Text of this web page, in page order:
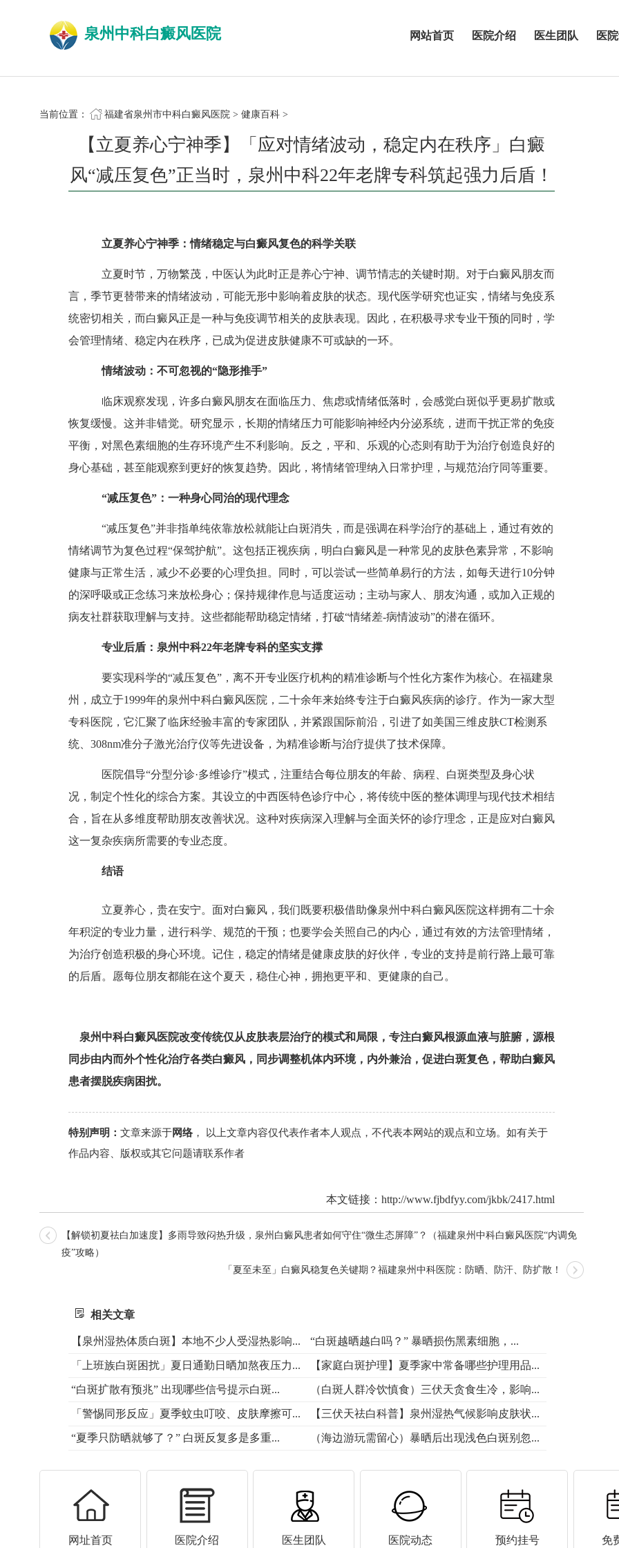
泉州中科白癜风医院 网站首页 医院介绍 医生团队 医
当前位置： 福建省泉州市中科白癜风医院 > 健康百科 >
【立夏养心宁神季】「应对情绪波动，稳定内在秩序」白癜
风“减压复色”正当时，泉州中科22年老牌专科筑起强力后盾！
立夏养心宁神季：情绪稳定与白癜风复色的科学关联
立夏时节，万物繁茂，中医认为此时正是养心宁神、调节情志的关键时期。对于白癜风朋友而
言，季节更替带来的情绪波动，可能无形中影响着皮肤的状态。现代医学研究也证实，情绪与免疫系
统密切相关，而白癜风正是一种与免疫调节相关的皮肤表现。因此，在积极寻求专业干预的同时，学
会管理情绪、稳定内在秩序，已成为促进皮肤健康不可或缺的一环。
情绪波动：不可忽视的“隐形推手”
临床观察发现，许多白癜风朋友在面临压力、焦虑或情绪低落时，会感觉白斑似乎更易扩散或
恢复缓慢。这并非错觉。研究显示，长期的情绪压力可能影响神经内分泌系统，进而干扰正常的免疫
平衡，对黑色素细胞的生存环境产生不利影响。反之，平和、乐观的心态则有助于为治疗创造良好的
身心基础，甚至能观察到更好的恢复趋势。因此，将情绪管理纳入日常护理，与规范治疗同等重要。
“减压复色”：一种身心同治的现代理念
“减压复色”并非指单纯依靠放松就能让白斑消失，而是强调在科学治疗的基础上，通过有效的
情绪调节为复色过程“保驾护航”。这包括正视疾病，明白白癜风是一种常见的皮肤色素异常，不影响
健康与正常生活，减少不必要的心理负担。同时，可以尝试一些简单易行的方法，如每天进行10分钟
的深呼吸或正念练习来放松身心；保持规律作息与适度运动；主动与家人、朋友沟通，或加入正规的
病友社群获取理解与支持。这些都能帮助稳定情绪，打破“情绪差-病情波动”的潜在循环。
专业后盾：泉州中科22年老牌专科的坚实支撑
要实现科学的“减压复色”，离不开专业医疗机构的精准诊断与个性化方案作为核心。在福建泉
州，成立于1999年的泉州中科白癜风医院，二十余年来始终专注于白癜风疾病的诊疗。作为一家大型
专科医院，它汇聚了临床经验丰富的专家团队，并紧跟国际前沿，引进了如美国三维皮肤CT检测系
统、308nm准分子激光治疗仪等先进设备，为精准诊断与治疗提供了技术保障。
医院倡导“分型分诊·多维诊疗”模式，注重结合每位朋友的年龄、病程、白斑类型及身心状
况，制定个性化的综合方案。其设立的中西医特色诊疗中心，将传统中医的整体调理与现代技术相结
合，旨在从多维度帮助朋友改善状况。这种对疾病深入理解与全面关怀的诊疗理念，正是应对白癜风
这一复杂疾病所需要的专业态度。
结语
立夏养心，贵在安宁。面对白癜风，我们既要积极借助像泉州中科白癜风医院这样拥有二十余
年积淀的专业力量，进行科学、规范的干预；也要学会关照自己的内心，通过有效的方法管理情绪，
为治疗创造积极的身心环境。记住，稳定的情绪是健康皮肤的好伙伴，专业的支持是前行路上最可靠
的后盾。愿每位朋友都能在这个夏天，稳住心神，拥抱更平和、更健康的自己。
泉州中科白癜风医院改变传统仅从皮肤表层治疗的模式和局限，专注白癜风根源血液与脏腑，源根
同步由内而外个性化治疗各类白癜风，同步调整机体内环境，内外兼治，促进白斑复色，帮助白癜风
患者摆脱疾病困扰。
特别声明： 文章来源于网络， 以上文章内容仅代表作者本人观点，不代表本网站的观点和立场。如有关于
作品内容、版权或其它问题请联系作者
本文链接： http://www.fjbdfyy.com/jkbk/2417.html
【解锁初夏祛白加速度】多雨导致闷热升级，泉州白癜风患者如何守住“微生态屏障”？（福建泉州中科白癜风医院“内调免
疫”攻略）
「夏至未至」白癜风稳复色关键期？福建泉州中科医院：防晒、防汗、防扩散！
相关文章
【泉州湿热体质白斑】本地不少人受湿热影响... “白斑越晒越白吗？” 暴晒损伤黑素细胞，...
「上班族白斑困扰」夏日通勤日晒加熬夜压力... 【家庭白斑护理】夏季家中常备哪些护理用品...
“白斑扩散有预兆” 出现哪些信号提示白斑... （白斑人群冷饮慎食）三伏天贪食生冷，影响...
「警惕同形反应」夏季蚊虫叮咬、皮肤摩擦可... 【三伏天祛白科普】泉州湿热气候影响皮肤状...
“夏季只防晒就够了？” 白斑反复多是多重... （海边游玩需留心）暴晒后出现浅色白斑别忽...
网址首页 医院介绍 医生团队 医院动态 预约挂号 免